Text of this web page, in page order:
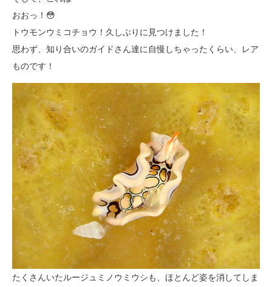
おおっ！😳
トウモンウミコチョウ！久しぶりに見つけました！
思わず、知り合いのガイドさん達に自慢しちゃったくらい、レア
ものです！
たくさんいたルージュミノウミウシも、ほとんど姿を消してしま